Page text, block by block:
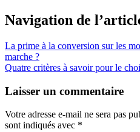
Navigation de
La prime à la conversion sur les
marche ?
Quatre critères à savoir pour le
Laisser un commentaire
Votre adresse e-mail ne sera pas
sont indiqués avec *